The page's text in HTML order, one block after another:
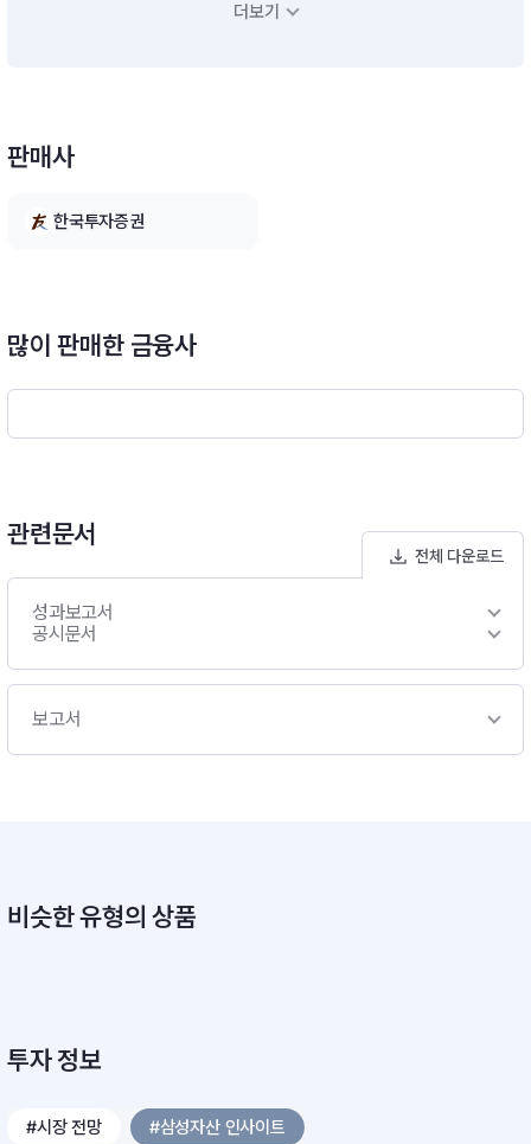
(1) 기본운용전략- 모투자신탁의 수익증권에 투자신탁재산의 대
위내에서 10%를 초과할 수 있습니다.(2) 환위험 관리 전략 : 환
험을 방지하기 위한 환헤지 전략을 실행하지 아니할 계획입니다.
따라서, 이 투자신탁은 환율변동위험에 노출됩니다.※ 비교지수 :
투자신탁 자산총액의 60%이상을 투자하여 투자대상주식의 가
격상승에 따른 자본이득을 추구합니다.- 집합투자업자는 당해 투
자신탁재산의 효율적인 운용을 위하여 골드만삭스 자산운용(Gol
위탁 운용할 예정입니다.- 해외위탁집합투자업자 투자가이드라
하는 기술 관련 기업의 주식(보통주, 우선주) 또는 주식예탁증서
(ADR, EDR, GDR)에 주로 투자합니다.▶ 전체 순자산의 최대 2
5%까지 미국 외 지역의 주식 또는 주식예탁증서에 투자할 수 있
습니다▶ 그 외 상장지수집합투자기구(ETF), 현금 및 현금성 자
산(미국 국채, 미국 정기예금, 미국 기업어음 등)에 20%까지 투
자할 수 있습니다▶ 투자목적에 부합된다고 판단되는 경우 미국
내 기업공개(IPO) 주식에 투자할 수 있습니다(1) 투자전략- 이
심 테크 분야에 투자할 계획입니다. 미국 기술주 전반을 투자 유
니버스로 하여 보다 포괄적이고 액티브한 운용을 통해 선별된 종
더보기
판매사
한국투자증권
많이 판매한 금융사
관련문서
전체 다운로드
성과보고서
공시문서
보고서
비슷한 유형의 상품
투자 정보
#시장 전망 #삼성자산 인사이트